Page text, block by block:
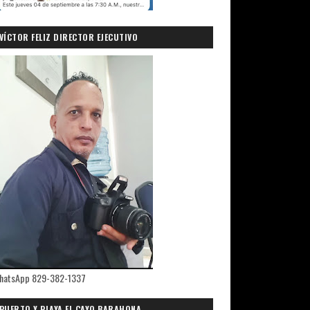
FELIZ DIRECTOR EJECUTIVO
829-382-1337